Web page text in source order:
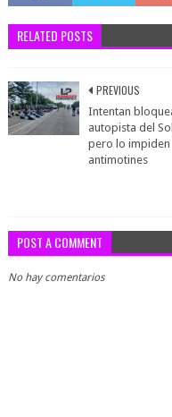
RELATED POSTS
PREVIOUS
Intentan
autopista del
pero lo impiden
antimotines
POST A COMMENT
No hay comentarios